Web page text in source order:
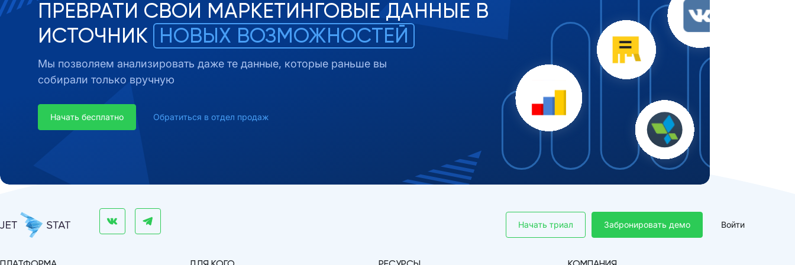
ПРЕВРАТИ СВОИ МАРКЕТИНГОВЫЕ ДАННЫЕ В
ИСТОЧНИК
НОВЫХ ВОЗМОЖНОСТЕЙ
Мы позволяем анализировать даже те данные, которые раньше вы
собирали только вручную
Начать бесплатно Обратиться в отдел продаж
Забронировать демо
Начать триал Войти